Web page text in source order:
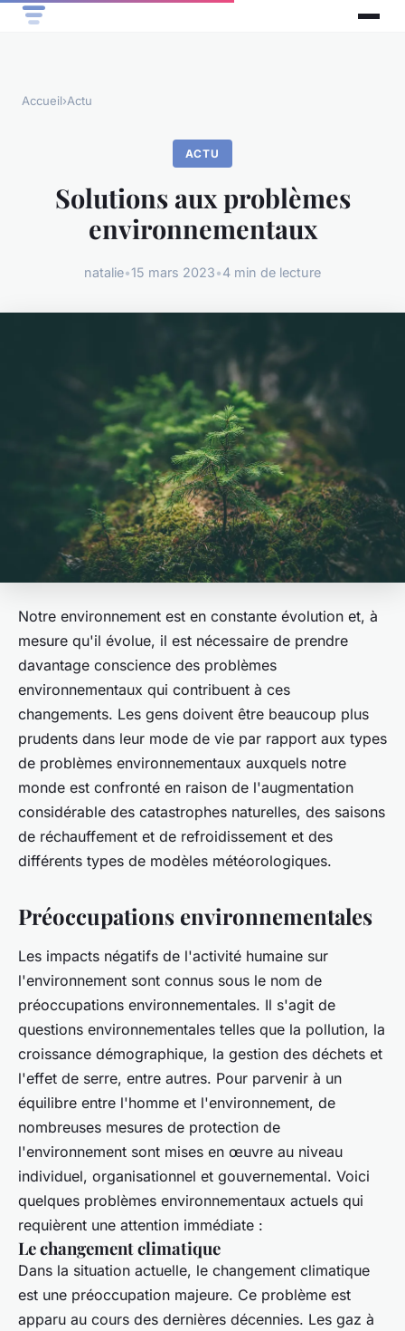
Accueil›Actu
ACTU
Solutions aux problèmes
environnementaux
natalie•15 mars 2023•4 min de lecture
Notre environnement est en constante évolution et, à
mesure qu'il évolue, il est nécessaire de prendre
davantage conscience des problèmes
environnementaux qui contribuent à ces
changements. Les gens doivent être beaucoup plus
prudents dans leur mode de vie par rapport aux types
de problèmes environnementaux auxquels notre
monde est confronté en raison de l'augmentation
considérable des catastrophes naturelles, des saisons
de réchauffement et de refroidissement et des
différents types de modèles météorologiques.
Préoccupations environnementales
Les impacts négatifs de l'activité humaine sur
l'environnement sont connus sous le nom de
préoccupations environnementales. Il s'agit de
questions environnementales telles que la pollution, la
croissance démographique, la gestion des déchets et
l'effet de serre, entre autres. Pour parvenir à un
équilibre entre l'homme et l'environnement, de
nombreuses mesures de protection de
l'environnement sont mises en œuvre au niveau
individuel, organisationnel et gouvernemental. Voici
quelques problèmes environnementaux actuels qui
requièrent une attention immédiate :
Le changement climatique
Dans la situation actuelle, le changement climatique
est une préoccupation majeure. Ce problème est
apparu au cours des dernières décennies. Les gaz à